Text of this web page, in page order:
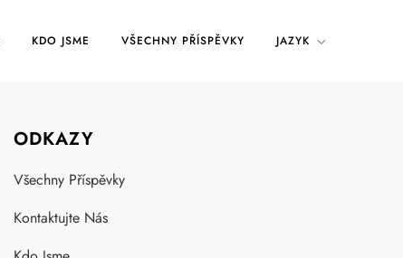
KDO JSME VŠECHNY PŘÍSPĚVKY JAZYK
ODKAZY
Všechny Příspěvky
Kontaktujte Nás